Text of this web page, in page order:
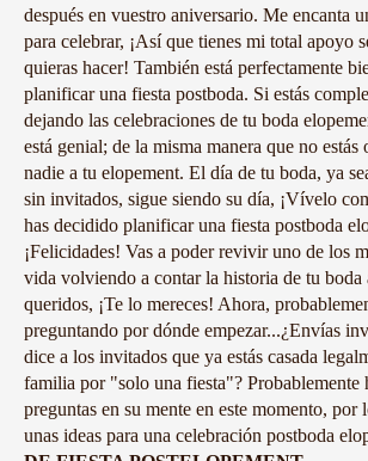
después en vuestro aniversario. Me encanta
para celebrar, ¡Así que tienes mi total apoyo
quieras hacer! También está perfectamente
planificar una fiesta postboda. Si estás
dejando las celebraciones de tu boda
está genial; de la misma manera que no
nadie a tu elopement. El día de tu boda, ya
sin invitados, sigue siendo su día, ¡Vívelo
has decidido planificar una fiesta postboda
¡Felicidades! Vas a poder revivir uno de los
vida volviendo a contar la historia de tu boda
queridos, ¡Te lo mereces! Ahora,
preguntando por dónde empezar...¿Envías
dice a los invitados que ya estás casada
familia por "solo una fiesta"? Probablemente
preguntas en su mente en este momento, por
unas ideas para una celebración postboda